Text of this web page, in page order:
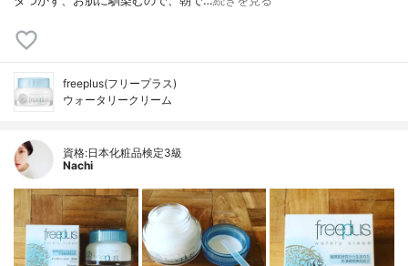
freeplus(フリープラス)
ウォータリークリーム
資格:日本化粧品検定3級
Nachi